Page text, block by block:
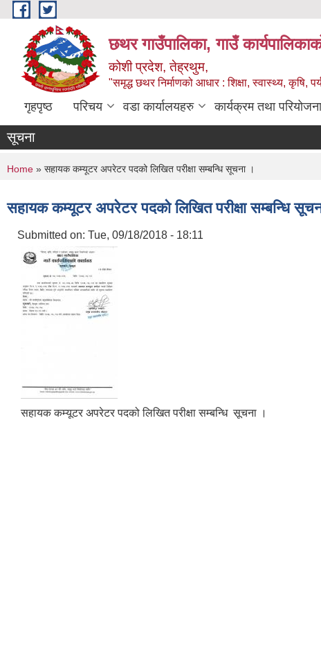
Skip to main content
छथर गाउँपालिका, गाउँ
कोशी प्रदेश, तेह्रथुम,
"समृद्ध छथर निर्माणको आधार : शिक्षा, स्वास्थ्य, कृषि,
गृहपृष्ठ परिचय वडा कार्यालयहरु कार्यक्रम तथा परियोजना
सूचना
You are here
Home » सहायक कम्यूटर अपरेटर पदको लिखित परीक्षा सम्बन्धि सूचना ।
सहायक कम्यूटर अपरेटर पदको लिखित परीक्षा सम्बन्धि
Submitted on: Tue, 09/18/2018 - 18:11
सहायक कम्यूटर अपरेटर पदको लिखित परीक्षा सम्बन्धि सूचना ।